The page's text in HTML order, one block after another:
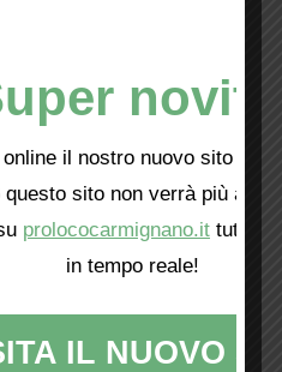
in
.
le aperture di luglio
in scena il 6 luglio
online il nostro nuovo sito web!
questo sito non verrà più
prolococarmignano.it tutti i
in tempo reale!
IL NUOVO